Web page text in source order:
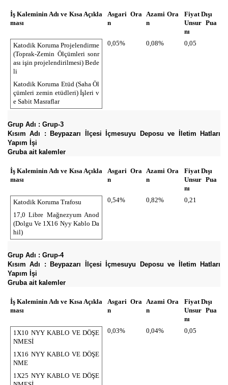
İş Kaleminin Adı ve Kısa Açıkla
ması
Asgari Ora
n
Azami Ora
n
Fiyat Dışı
Unsur Pua
nı
Katodik Koruma Projelendirme
(Toprak-Zemin Ölçümleri sonr
ası işin projelendirilmesi) Bede
li
Katodik Koruma Etüd (Saha Öl
çümleri zemin etüdleri) İşleri v
e Sabit Masraflar
0,05% 0,08% 0,05
Grup Adı : Grup-3
Kısım Adı : Beypazarı İlçesi İçmesuyu Deposu ve İletim Hatları
Yapım İşi
Gruba ait kalemler
İş Kaleminin Adı ve Kısa Açıkla
ması
Asgari Ora
n
Azami Ora
n
Fiyat Dışı
Unsur Pua
nı
Katodik Koruma Trafosu
17,0 Libre Mağnezyum Anod
(Dolgu Ve 1X16 Nyy Kablo Da
hil)
0,54% 0,82% 0,21
Grup Adı : Grup-4
Kısım Adı : Beypazarı İlçesi İçmesuyu Deposu ve İletim Hatları
Yapım İşi
Gruba ait kalemler
İş Kaleminin Adı ve Kısa Açıkla
ması
Asgari Ora
n
Azami Ora
n
Fiyat Dışı
Unsur Pua
nı
1X10 NYY KABLO VE DÖŞE
NMESİ
1X16 NYY KABLO VE DÖŞE
NME
1X25 NYY KABLO VE DÖŞE
0,03% 0,04% 0,05